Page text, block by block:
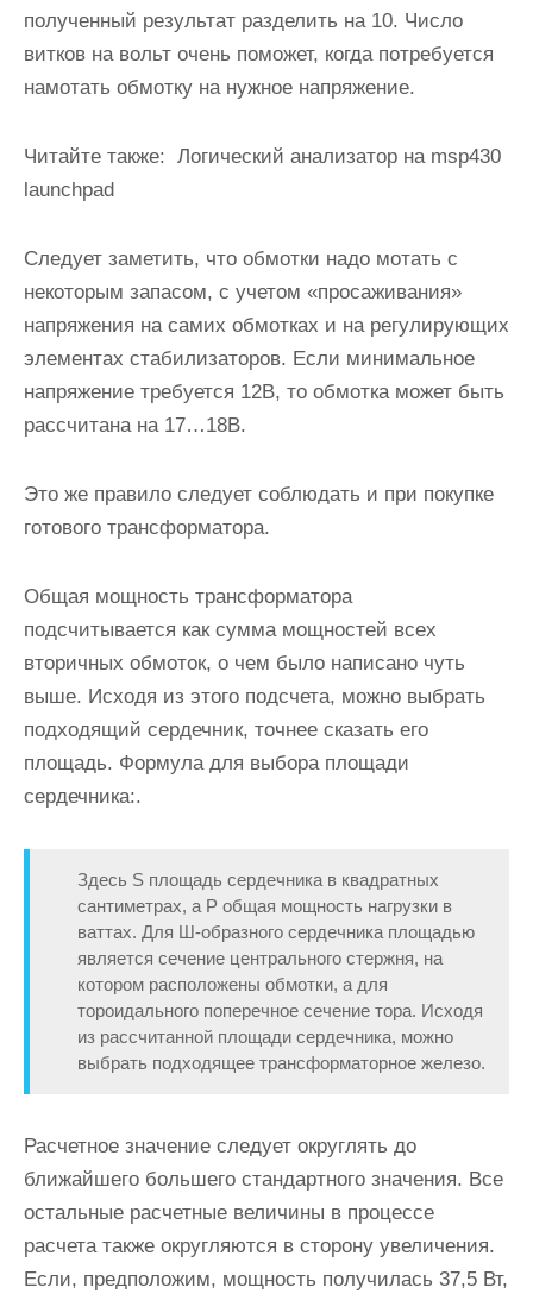
полученный результат разделить на 10. Число
витков на вольт очень поможет, когда потребуется
намотать обмотку на нужное напряжение.
Читайте также: Логический анализатор на msp430
launchpad
Следует заметить, что обмотки надо мотать с
некоторым запасом, с учетом «просаживания»
напряжения на самих обмотках и на регулирующих
элементах стабилизаторов. Если минимальное
напряжение требуется 12В, то обмотка может быть
рассчитана на 17…18В.
Это же правило следует соблюдать и при покупке
готового трансформатора.
Общая мощность трансформатора
подсчитывается как сумма мощностей всех
вторичных обмоток, о чем было написано чуть
выше. Исходя из этого подсчета, можно выбрать
подходящий сердечник, точнее сказать его
площадь. Формула для выбора площади
сердечника:.
Здесь S площадь сердечника в квадратных
сантиметрах, а P общая мощность нагрузки в
ваттах. Для Ш-образного сердечника площадью
является сечение центрального стержня, на
котором расположены обмотки, а для
тороидального поперечное сечение тора. Исходя
из рассчитанной площади сердечника, можно
выбрать подходящее трансформаторное железо.
Расчетное значение следует округлять до
ближайшего большего стандартного значения. Все
остальные расчетные величины в процессе
расчета также округляются в сторону увеличения.
Если, предположим, мощность получилась 37,5 Вт,